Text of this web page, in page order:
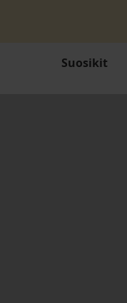
Suosikit